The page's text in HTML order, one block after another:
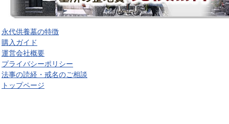
永代供養墓の特徴
購入ガイド
運営会社概要
プライバシーポリシー
法事の読経・戒名のご相談
トップページ